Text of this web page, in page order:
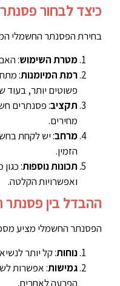
כיצד לבחור
בחירת הפסנתר החשמלי
מטרת השימוש:
רמת המיומנות:
פשוטים יותר, בעוד
תקציב: פסנתרים
מחירים.
מרחב: יש לקחת
הזמין.
תכונות נוספות
ואפשרויות הקלטה.
ההבדל בין
הפסנתר החשמלי מציע מספר
נוחות: קל יותר
גמישות: אפשרות
הפרעה לאחרים.